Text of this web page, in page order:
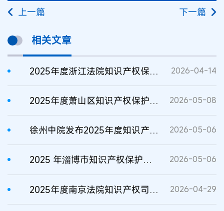
上一篇 下一篇
相关文章
2025年度浙江法院知识产权保护典型案例 2026-04-14
2025年度萧山区知识产权保护典型案例发布 2026-05-08
徐州中院发布2025年度知识产权保护典型案例 2026-05-06
2025 年淄博市知识产权保护十大典型案例 2026-05-06
2025年度南京法院知识产权司法保护典型案例 2026-04-29